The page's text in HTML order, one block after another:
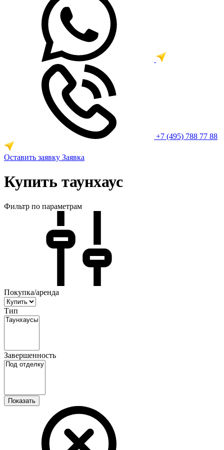
+7 (495) 788 77 88
Оставить заявку Заявка
Купить таунхаус
Фильтр по параметрам
Покупка/аренда
Тип
Завершенность
Показать